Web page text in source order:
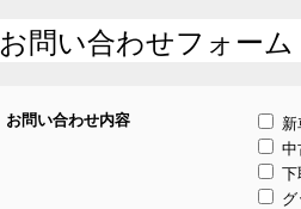
お問い合わせフォーム
お問い合わせ内容
中
下